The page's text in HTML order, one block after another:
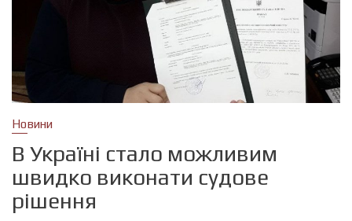
Новини
В Україні стало можливим
швидко виконати судове
рішення